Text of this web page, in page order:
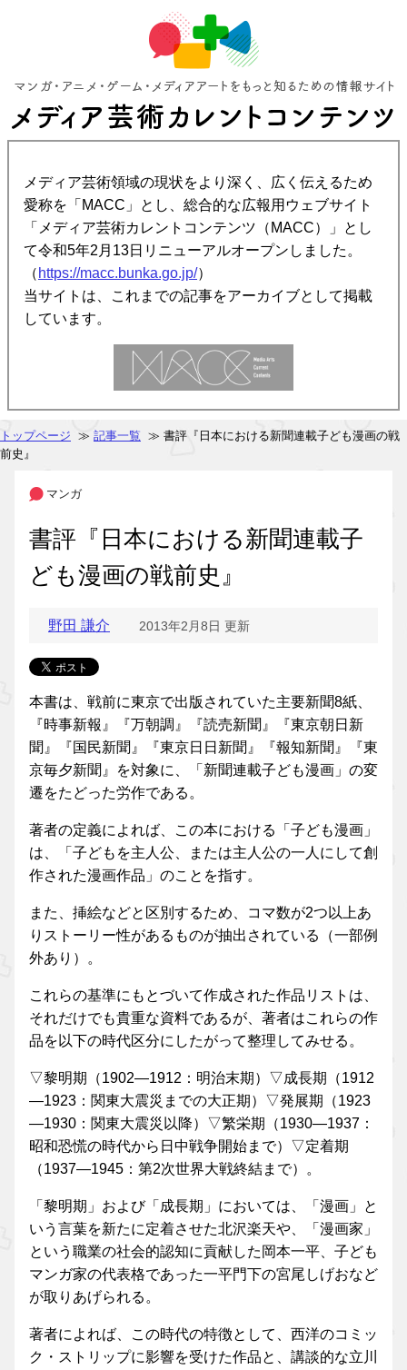
メディア芸術領域の現状をより深く、広く伝えるため
愛称を「MACC」とし、総合的な広報用ウェブサイト
「メディア芸術カレントコンテンツ（MACC）」とし
て令和5年2月13日リニューアルオープンしました。
（ https://macc.bunka.go.jp/）
当サイトは、これまでの記事をアーカイブとして掲載
しています。
トップページ ≫ 記事一覧 ≫ 書評『日本における新聞連載子ども漫画の戦
前史』
マンガ
書評『日本における新聞連載子
ども漫画の戦前史』
野田 謙介 2013年2月8日 更新
本書は、戦前に東京で出版されていた主要新聞8紙、
『時事新報』『万朝調』『読売新聞』『東京朝日新
聞』『国民新聞』『東京日日新聞』『報知新聞』『東
京毎夕新聞』を対象に、「新聞連載子ども漫画」の変
遷をたどった労作である。
著者の定義によれば、この本における「子ども漫画」
は、「子どもを主人公、または主人公の一人にして創
作された漫画作品」のことを指す。
また、挿絵などと区別するため、コマ数が2つ以上あ
りストーリー性があるものが抽出されている（一部例
外あり）。
これらの基準にもとづいて作成された作品リストは、
それだけでも貴重な資料であるが、著者はこれらの作
品を以下の時代区分にしたがって整理してみせる。
▽黎明期（1902—1912：明治末期）▽成長期（1912
—1923：関東大震災までの大正期）▽発展期（1923
—1930：関東大震災以降）▽繁栄期（1930—1937：
昭和恐慌の時代から日中戦争開始まで）▽定着期
（1937—1945：第2次世界大戦終結まで）。
「黎明期」および「成長期」においては、「漫画」と
いう言葉を新たに定着させた北沢楽天や、「漫画家」
という職業の社会的認知に貢献した岡本一平、子ども
マンガ家の代表格であった一平門下の宮尾しげおなど
が取りあげられる。
著者によれば、この時代の特徴として、西洋のコミッ
ク・ストリップに影響を受けた作品と、講談的な立川